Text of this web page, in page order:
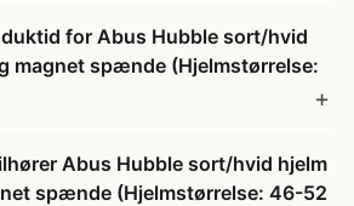
for Abus Hubble sort/hvid
magnet spænde (Hjelmstørrelse:
Abus Hubble sort/hvid hjelm
spænde (Hjelmstørrelse: 46-52